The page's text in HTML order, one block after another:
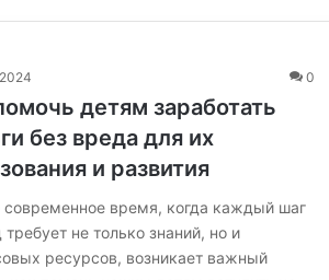
0
детям заработать
без вреда для их
и развития
современное время, когда каждый шаг
требует не только знаний, но и
ресурсов, возникает важный